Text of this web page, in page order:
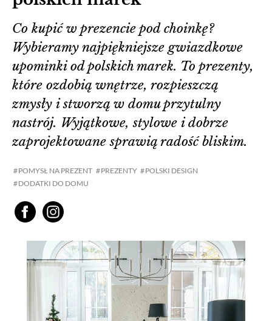
POMYSŁ NA PREZENT PREZENTY
POLSKI DESIGN
DODATKI DO DOMU
Co kupić w prezencie pod choinkę?
Wybieramy najpiękniejsze gwiazdkowe
upominki od polskich marek. To prezenty,
które ozdobią wnętrze, rozpieszczą
zmysły i stworzą w domu przytulny
nastrój. Wyjątkowe, stylowe i dobrze
zaprojektowane sprawią radość bliskim.